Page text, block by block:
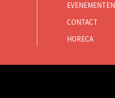
EVENEMENTEN
CONTACT
HORECA